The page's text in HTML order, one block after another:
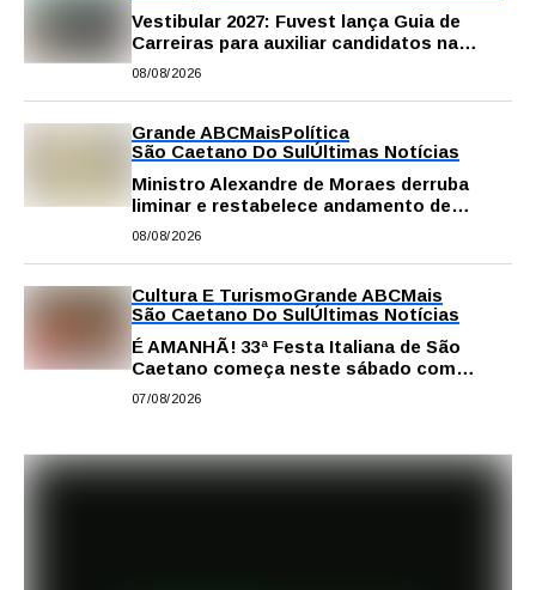
Vestibular 2027: Fuvest lança Guia de
Carreiras para auxiliar candidatos na
escolha da profissão
08/08/2026
Grande ABCMaisPolítica
São Caetano Do SulÚltimas Notícias
Ministro Alexandre de Moraes derruba
liminar e restabelece andamento de
comissão processante contra vereador
08/08/2026
Cultura E TurismoGrande ABCMais
São Caetano Do SulÚltimas Notícias
É AMANHÃ! 33ª Festa Italiana de São
Caetano começa neste sábado com
gastronomia, música e solidariedade
07/08/2026